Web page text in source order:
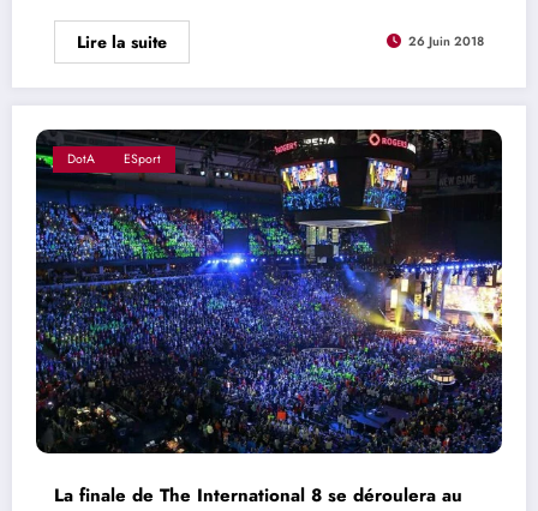
Lire la suite 26 Juin 2018
DotA ESport
La finale de The International 8 se déroulera au